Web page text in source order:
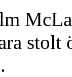
stolt